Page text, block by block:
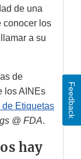
de una
conocer los
a su
de
los AINEs
de Etiquetas
@ FDA.
hay
Feedback